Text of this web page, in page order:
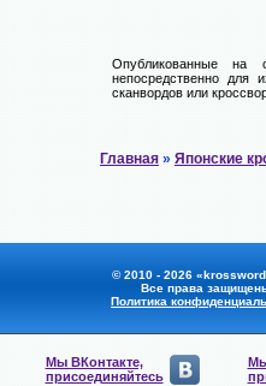
Опубликованные на
непосредственно для
сканвордов или
Главная » Японские
© 2010 - 2026
Все права
Политика
Мы ВКонтакте,
присоединяйтесь